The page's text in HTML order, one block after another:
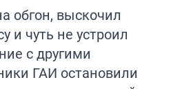
обгон, выскочил
и чуть не устроил
с другими
ГАИ остановили